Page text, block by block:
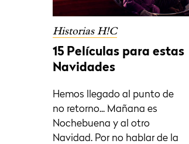
Historias H!C
15 Películas para estas
Navidades
Hemos llegado al punto de
no retorno... Mañana es
Nochebuena y al otro
Navidad. Por no hablar de la